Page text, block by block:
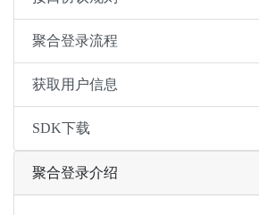
聚合登录流程
获取用户信息
SDK下载
聚合登录介绍